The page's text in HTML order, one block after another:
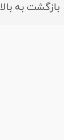
بازگشت به بالا